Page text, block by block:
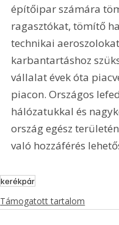
építőipar számára
ragasztókat, tömítő
technikai
karbantartáshoz
vállalat évek óta
piacon. Országos
hálózatukkal és
ország egész
való hozzáférés
kerékpár
Támogatott tartalom